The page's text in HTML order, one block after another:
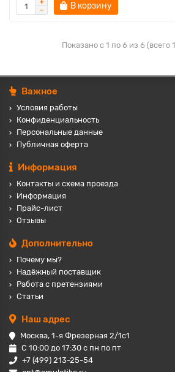
В корзину
Показано с 1 по 6 из 6 (всего
Важное
Условия работы
Конфиденциальность
Персональные данные
Публичная оферта
Информация
Контакты и схема проезда
Информация
Прайс-лист
Отзывы
Дополнительно
Почему мы?
Надёжный поставщик
Работа с претензиями
Статьи
Наш адрес
Москва, 1-я Фрезерная 2/1с1
С 10:00 до 17:30 с пн по пт
+7 (499) 213-25-54